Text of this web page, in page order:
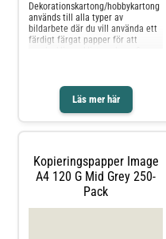
Läs mer här
Dekorationskartong/hobbykartong
används till alla typer av
bildarbete där du vill använda ett
färdigt färgat papper för att
ark/fp* Miljöinfo: Svanen Lic.nr
3044 0099Produkten lever upp till
kravbilden för en Giftfri förskola.
Kopieringspapper Image
A4 120 G Mid Grey 250-
Pack